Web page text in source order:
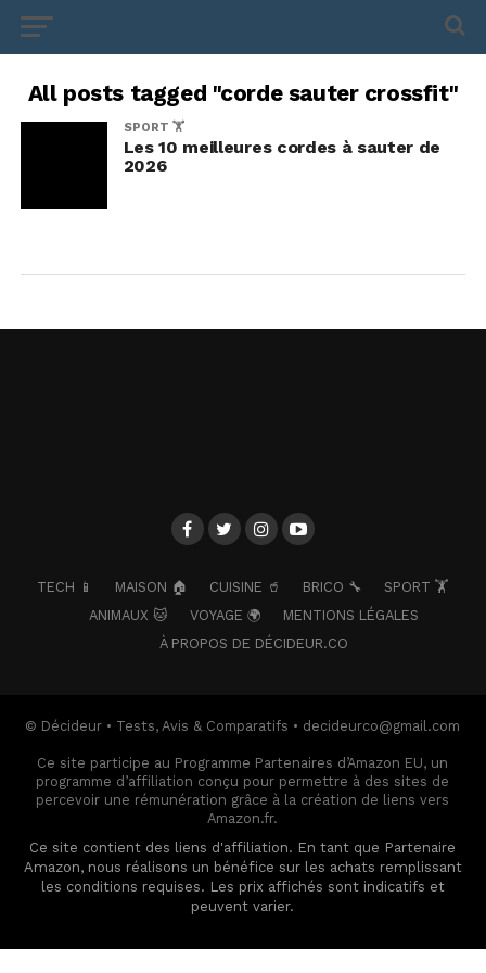
All posts tagged "corde sauter crossfit"
SPORT 🏋️
Les 10 meilleures cordes à sauter de
2026
TECH 📱 MAISON 🏠 CUISINE 🥤 BRICO 🔧
SPORT 🏋️
ANIMAUX 🐱
VOYAGE 🌍
MENTIONS LÉGALES
À PROPOS DE DÉCIDEUR.CO
© Décideur • Tests, Avis & Comparatifs • decideurco@gmail.com
Ce site participe au Programme Partenaires d’Amazon EU, un
programme d’affiliation conçu pour permettre à des sites de
percevoir une rémunération grâce à la création de liens vers
Amazon.fr.
Ce site contient des liens d'affiliation. En tant que Partenaire
Amazon, nous réalisons un bénéfice sur les achats remplissant
les conditions requises. Les prix affichés sont indicatifs et
peuvent varier.